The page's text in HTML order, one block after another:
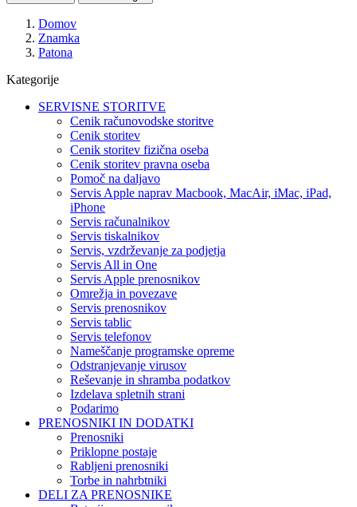
Domov
Znamka
Patona
Kategorije
SERVISNE STORITVE
Cenik računovodske storitve
Cenik storitev
Cenik storitev fizična oseba
Cenik storitev pravna oseba
Pomoč na daljavo
Servis Apple naprav Macbook, MacAir, iMac, iPad,
iPhone
Servis računalnikov
Servis tiskalnikov
Servis, vzdrževanje za podjetja
Servis All in One
Servis Apple prenosnikov
Omrežja in povezave
Servis prenosnikov
Servis tablic
Servis telefonov
Nameščanje programske opreme
Odstranjevanje virusov
Reševanje in shramba podatkov
Izdelava spletnih strani
Podarimo
PRENOSNIKI IN DODATKI
Prenosniki
Priklopne postaje
Rabljeni prenosniki
Torbe in nahrbtniki
DELI ZA PRENOSNIKE